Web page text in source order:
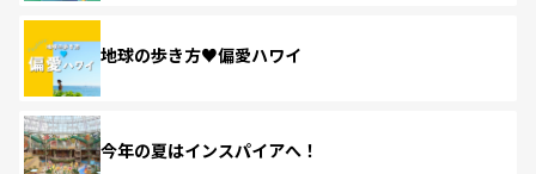
地球の歩き方♥偏愛ハワイ
今年の夏はインスパイアへ！